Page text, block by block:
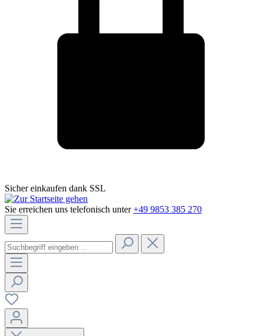
Sicher einkaufen dank SSL
Sie erreichen uns telefonisch unter +49 9853 385 270